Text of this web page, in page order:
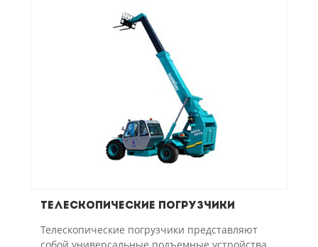
Телескопические погрузчики
Телескопические погрузчики представляют